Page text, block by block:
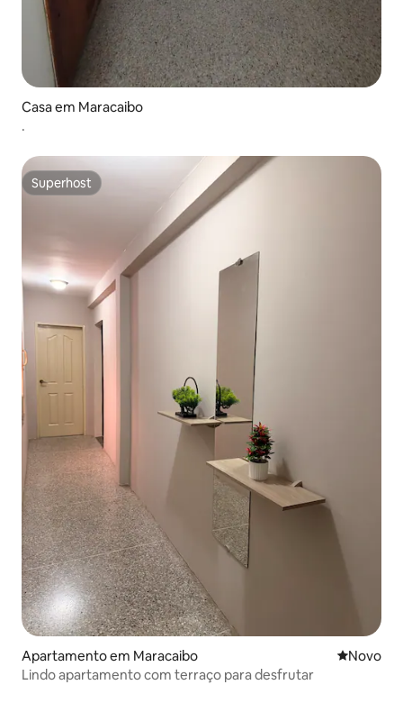
Casa em Maracaibo
.
Superhost
Superhost
Apartamento em Maracaibo Novo
Novo
Lindo apartamento com terraço para desfrutar